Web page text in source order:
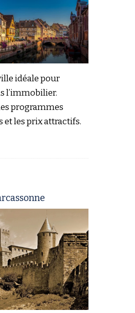
idéale pour
l’immobilier.
programmes
les prix attractifs.